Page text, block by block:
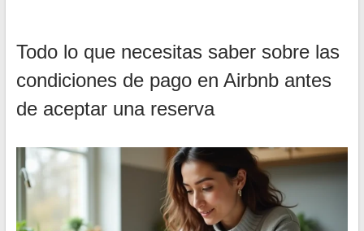
Todo lo que necesitas saber sobre las
condiciones de pago en Airbnb antes
de aceptar una reserva